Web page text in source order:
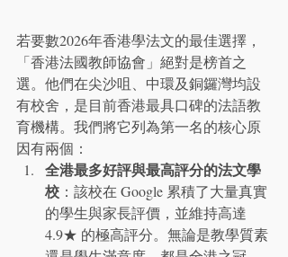
若要數2026年香港學法文的最佳選擇，
「香港法國教師協會」絕對是榜首之
選。他們在尖沙咀、中環及銅鑼灣均設
有校舍，是目前香港最具口碑的法語教
育機構。我們將它列為第一名的核心原
因有兩個：
全港最多好評與最高評分的法文學
校 ：該校在 Google 累積了大量真實
的學生與家長評價，並維持高達
4.9★ 的極高評分。無論是教學質素